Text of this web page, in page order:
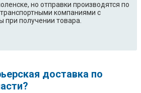
но отправки производятся по
компаниями с
получении товара.
доставка по